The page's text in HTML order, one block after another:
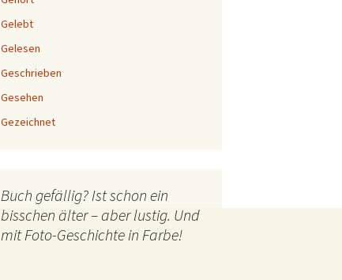
Gelebt
Gelesen
Geschrieben
Gesehen
Gezeichnet
Buch gefällig? Ist schon ein
bisschen älter – aber lustig. Und
mit Foto-Geschichte in Farbe!